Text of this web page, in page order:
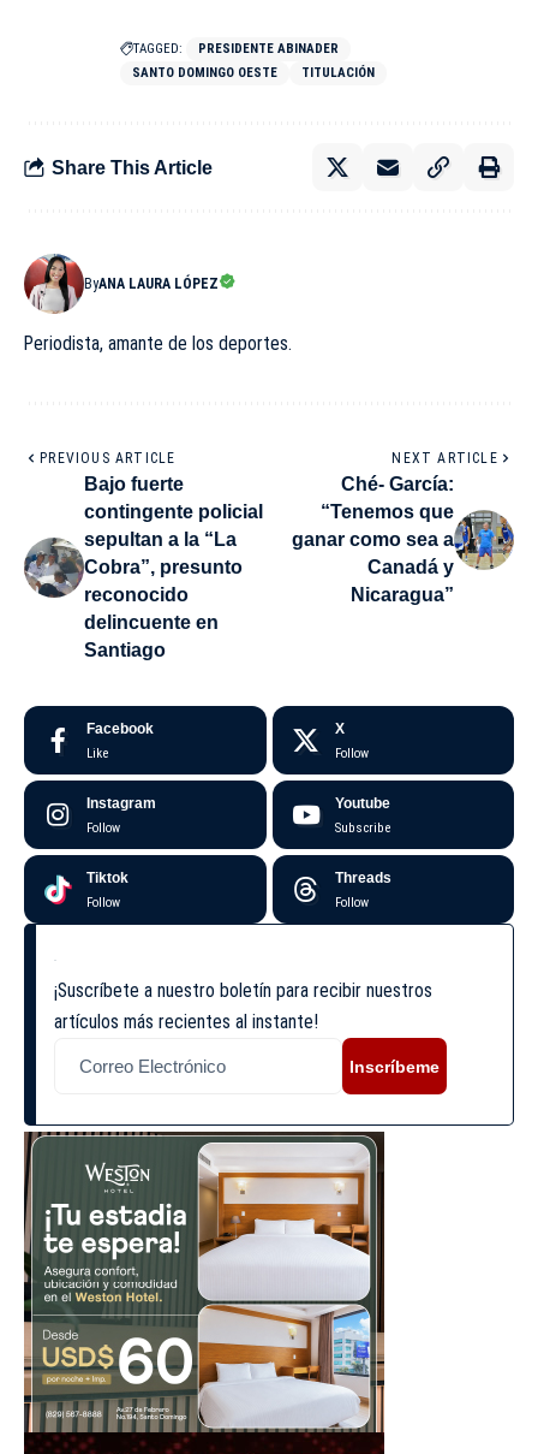
TAGGED:
PRESIDENTE ABINADER
SANTO DOMINGO OESTE
TITULACIÓN
Share This Article
ByANA LAURA LÓPEZ
Periodista, amante de los deportes.
PREVIOUS ARTICLE
Bajo fuerte
contingente policial
sepultan a la “La
Cobra”, presunto
reconocido
delincuente en
Santiago
NEXT ARTICLE
Ché- García:
“Tenemos que
ganar como sea a
Canadá y
Nicaragua”
Facebook
Like
X
Follow
Instagram
Follow
Youtube
Subscribe
Tiktok
Follow
Threads
Follow
¡Suscríbete a nuestro boletín para recibir nuestros
artículos más recientes al instante!
Inscríbeme